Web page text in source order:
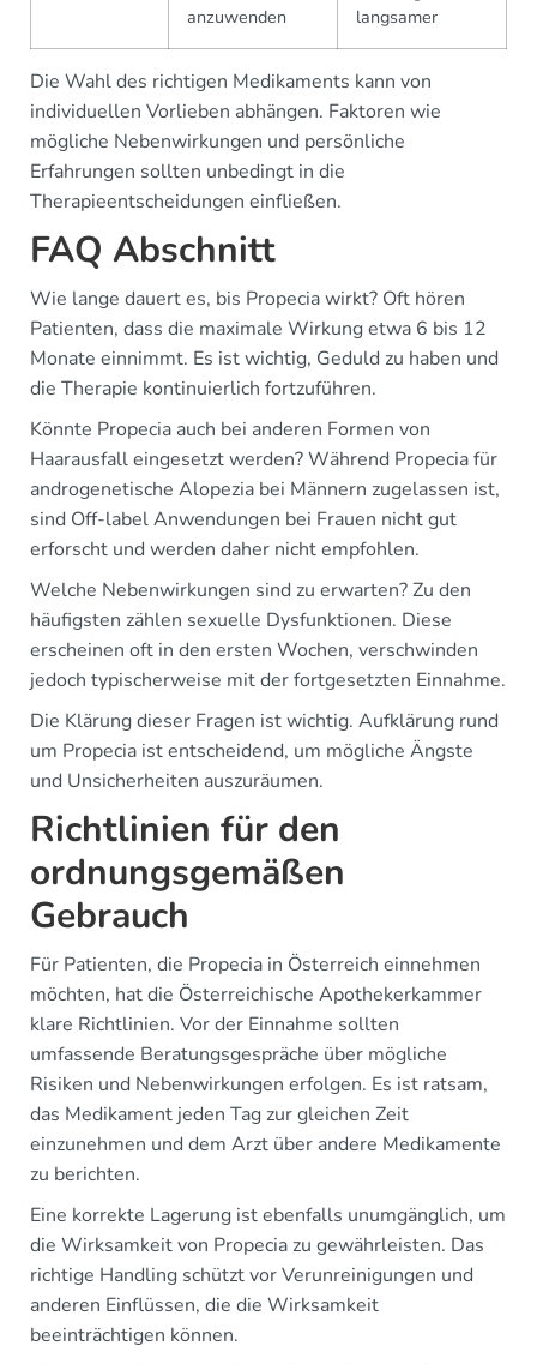
anzuwenden
langsamer
Die Wahl des richtigen Medikaments kann von
individuellen Vorlieben abhängen. Faktoren wie
mögliche Nebenwirkungen und persönliche
Erfahrungen sollten unbedingt in die
Therapieentscheidungen einfließen.
FAQ Abschnitt
Wie lange dauert es, bis Propecia wirkt? Oft hören
Patienten, dass die maximale Wirkung etwa 6 bis 12
Monate einnimmt. Es ist wichtig, Geduld zu haben und
die Therapie kontinuierlich fortzuführen.
Könnte Propecia auch bei anderen Formen von
Haarausfall eingesetzt werden? Während Propecia für
androgenetische Alopezia bei Männern zugelassen ist,
sind Off-label Anwendungen bei Frauen nicht gut
erforscht und werden daher nicht empfohlen.
Welche Nebenwirkungen sind zu erwarten? Zu den
häufigsten zählen sexuelle Dysfunktionen. Diese
erscheinen oft in den ersten Wochen, verschwinden
jedoch typischerweise mit der fortgesetzten Einnahme.
Die Klärung dieser Fragen ist wichtig. Aufklärung rund
um Propecia ist entscheidend, um mögliche Ängste
und Unsicherheiten auszuräumen.
Richtlinien für den
ordnungsgemäßen
Gebrauch
Für Patienten, die Propecia in Österreich einnehmen
möchten, hat die Österreichische Apothekerkammer
klare Richtlinien. Vor der Einnahme sollten
umfassende Beratungsgespräche über mögliche
Risiken und Nebenwirkungen erfolgen. Es ist ratsam,
das Medikament jeden Tag zur gleichen Zeit
einzunehmen und dem Arzt über andere Medikamente
zu berichten.
Eine korrekte Lagerung ist ebenfalls unumgänglich, um
die Wirksamkeit von Propecia zu gewährleisten. Das
richtige Handling schützt vor Verunreinigungen und
anderen Einflüssen, die die Wirksamkeit
beeinträchtigen können.